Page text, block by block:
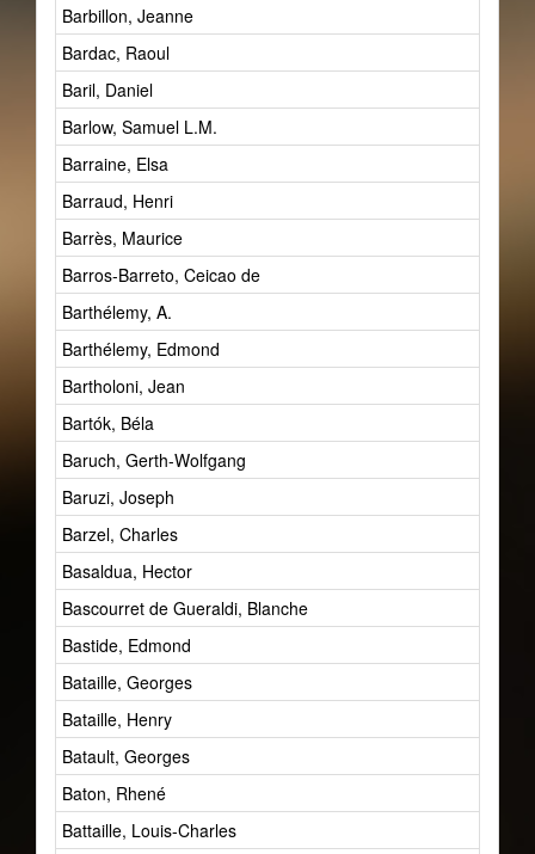
Barbillon, Jeanne
Bardac, Raoul
Baril, Daniel
Barlow, Samuel L.M.
Barraine, Elsa
Barraud, Henri
Barrès, Maurice
Barros-Barreto, Ceicao de
Barthélemy, A.
Barthélemy, Edmond
Bartholoni, Jean
Bartók, Béla
Baruch, Gerth-Wolfgang
Baruzi, Joseph
Barzel, Charles
Basaldua, Hector
Bascourret de Gueraldi, Blanche
Bastide, Edmond
Bataille, Georges
Bataille, Henry
Batault, Georges
Baton, Rhené
Battaille, Louis-Charles